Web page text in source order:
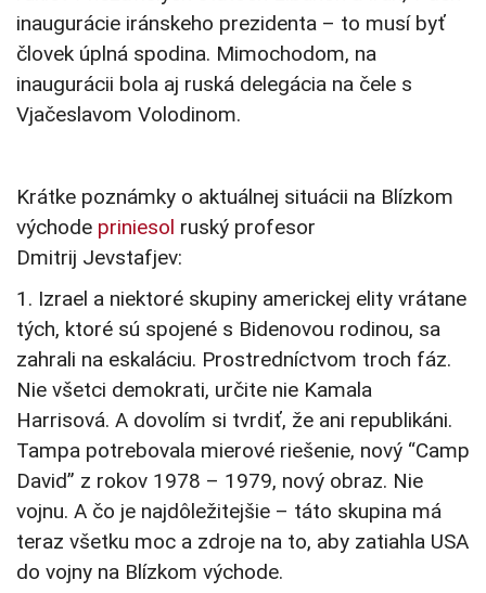
inaugurácie iránskeho prezidenta – to musí byť
človek úplná spodina. Mimochodom, na
inaugurácii bola aj ruská delegácia na čele s
Vjačeslavom Volodinom.
Krátke poznámky o aktuálnej situácii na Blízkom
východe priniesol ruský profesor
Dmitrij Jevstafjev:
1. Izrael a niektoré skupiny americkej elity vrátane
tých, ktoré sú spojené s Bidenovou rodinou, sa
zahrali na eskaláciu. Prostredníctvom troch fáz.
Nie všetci demokrati, určite nie Kamala
Harrisová. A dovolím si tvrdiť, že ani republikáni.
Tampa potrebovala mierové riešenie, nový “Camp
David” z rokov 1978 – 1979, nový obraz. Nie
vojnu. A čo je najdôležitejšie – táto skupina má
teraz všetku moc a zdroje na to, aby zatiahla USA
do vojny na Blízkom východe.